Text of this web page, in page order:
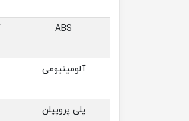
ABS
آلومینیومی
پلی پروپیلن